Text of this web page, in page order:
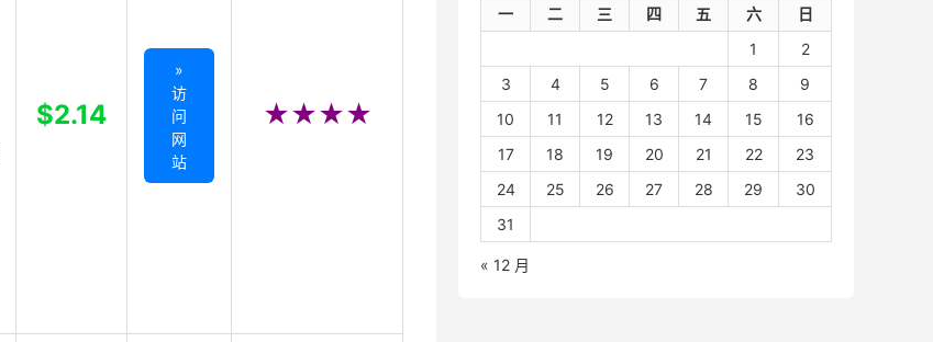
$2.14
»
访
问
网
站
★★★★
一
二 三 四 五 六
日
1
2
3
4 5 6 7 8
9
10
11 12 13 14 15
16
17
18 19 20 21 22
23
24
25 26 27 28 29
30
31
« 12 月